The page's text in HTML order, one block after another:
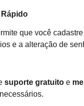
que você
e a alteração de
suporte gratuito e